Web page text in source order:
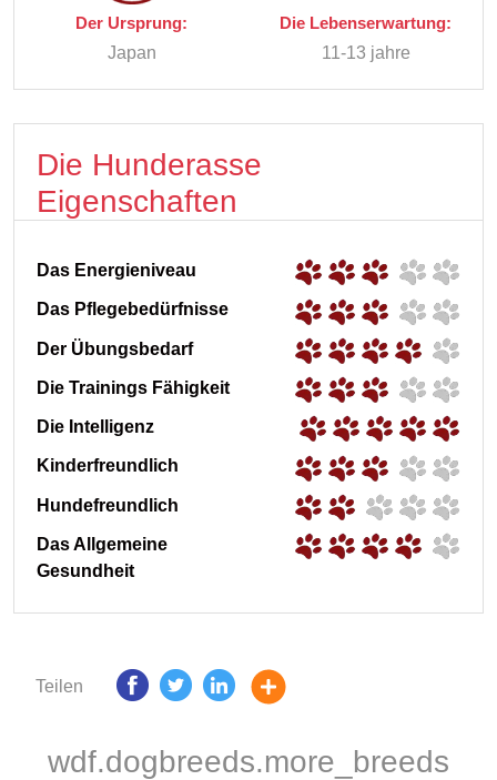
Der Ursprung:
Japan
Die Lebenserwartung:
11-13 jahre
Die Hunderasse
Eigenschaften
Das Energieniveau
Das Pflegebedürfnisse
Der Übungsbedarf
Die Trainings Fähigkeit
Die Intelligenz
Kinderfreundlich
Hundefreundlich
Das Allgemeine
Gesundheit
Teilen
wdf.dogbreeds.more_breeds